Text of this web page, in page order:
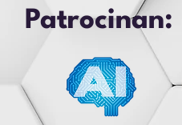
Patrocinan: